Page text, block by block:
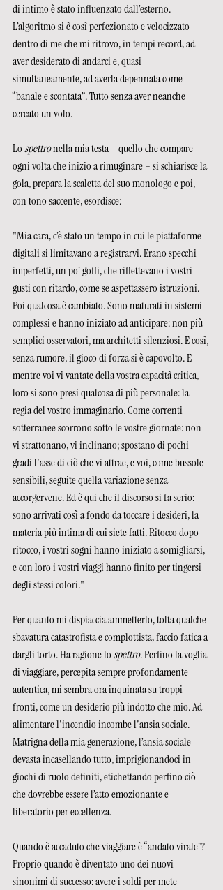
di intimo è stato influenzato dall’esterno.
L’algoritmo si è così perfezionato e velocizzato
dentro di me che mi ritrovo, in tempi record, ad
aver desiderato di andarci e, quasi
simultaneamente, ad averla depennata come
“banale e scontata”. Tutto senza aver neanche
cercato un volo.
Lo spettro nella mia testa – quello che compare
ogni volta che inizio a rimuginare – si schiarisce la
gola, prepara la scaletta del suo monologo e poi,
con tono saccente, esordisce:
"Mia cara, c’è stato un tempo in cui le piattaforme
digitali si limitavano a registrarvi. Erano specchi
imperfetti, un po’ goffi, che riflettevano i vostri
gusti con ritardo, come se aspettassero istruzioni.
Poi qualcosa è cambiato. Sono maturati in sistemi
complessi e hanno iniziato ad anticipare: non più
semplici osservatori, ma architetti silenziosi. E così,
senza rumore, il gioco di forza si è capovolto. E
mentre voi vi vantate della vostra capacità critica,
loro si sono presi qualcosa di più personale: la
regia del vostro immaginario. Come correnti
sotterranee scorrono sotto le vostre giornate: non
vi strattonano, vi inclinano; spostano di pochi
gradi l'asse di ciò che vi attrae, e voi, come bussole
sensibili, seguite quella variazione senza
accorgervene. Ed è qui che il discorso si fa serio:
sono arrivati così a fondo da toccare i desideri, la
materia più intima di cui siete fatti. Ritocco dopo
ritocco, i vostri sogni hanno iniziato a somigliarsi,
e con loro i vostri viaggi hanno finito per tingersi
degli stessi colori."
Per quanto mi dispiaccia ammetterlo, tolta qualche
sbavatura catastrofista e complottista, faccio fatica a
dargli torto. Ha ragione lo spettro. Perfino la voglia
di viaggiare, percepita sempre profondamente
autentica, mi sembra ora inquinata su troppi
fronti, come un desiderio più indotto che mio. Ad
alimentare l'incendio incombe l'ansia sociale.
Matrigna della mia generazione, l’ansia sociale
devasta incasellando tutto, imprigionandoci in
giochi di ruolo definiti, etichettando perfino ciò
che dovrebbe essere l’atto emozionante e
liberatorio per eccellenza.
Quando è accaduto che viaggiare è “andato virale”?
Proprio quando è diventato uno dei nuovi
sinonimi di successo: avere i soldi per mete